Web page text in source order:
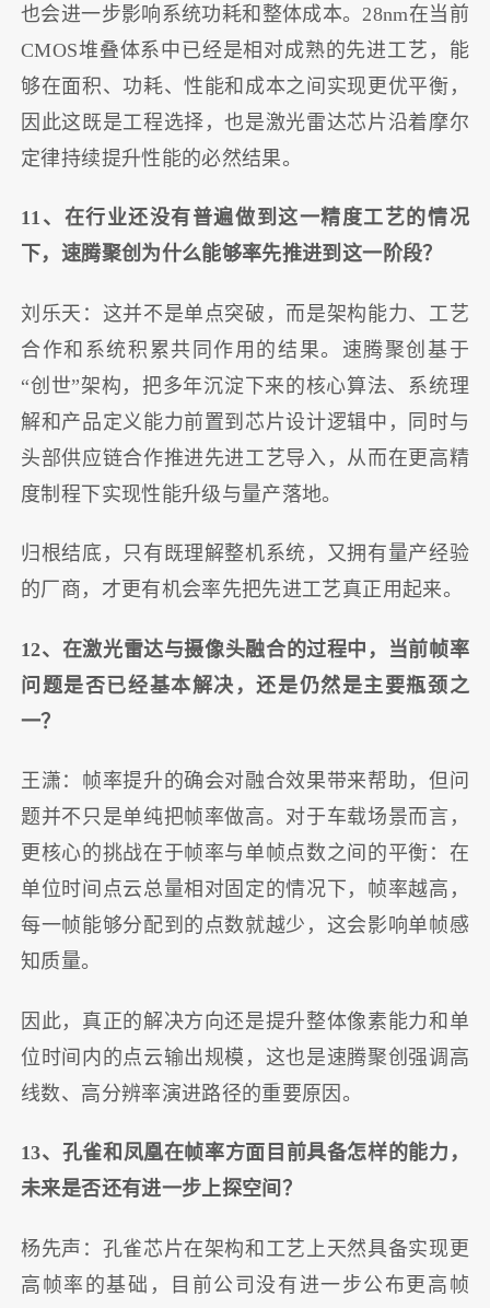
也会进一步影响系统功耗和整体成本。28nm在当前
CMOS堆叠体系中已经是相对成熟的先进工艺，能
够在面积、功耗、性能和成本之间实现更优平衡，
因此这既是工程选择，也是激光雷达芯片沿着摩尔
定律持续提升性能的必然结果。
11、在行业还没有普遍做到这一精度工艺的情况
下，速腾聚创为什么能够率先推进到这一阶段？
刘乐天：这并不是单点突破，而是架构能力、工艺
合作和系统积累共同作用的结果。速腾聚创基于
“创世”架构，把多年沉淀下来的核心算法、系统理
解和产品定义能力前置到芯片设计逻辑中，同时与
头部供应链合作推进先进工艺导入，从而在更高精
度制程下实现性能升级与量产落地。
归根结底，只有既理解整机系统，又拥有量产经验
的厂商，才更有机会率先把先进工艺真正用起来。
12、在激光雷达与摄像头融合的过程中，当前帧率
问题是否已经基本解决，还是仍然是主要瓶颈之
一？
王潇：帧率提升的确会对融合效果带来帮助，但问
题并不只是单纯把帧率做高。对于车载场景而言，
更核心的挑战在于帧率与单帧点数之间的平衡：在
单位时间点云总量相对固定的情况下，帧率越高，
每一帧能够分配到的点数就越少，这会影响单帧感
知质量。
因此，真正的解决方向还是提升整体像素能力和单
位时间内的点云输出规模，这也是速腾聚创强调高
线数、高分辨率演进路径的重要原因。
13、孔雀和凤凰在帧率方面目前具备怎样的能力，
未来是否还有进一步上探空间？
杨先声：孔雀芯片在架构和工艺上天然具备实现更
高帧率的基础，目前公司没有进一步公布更高帧